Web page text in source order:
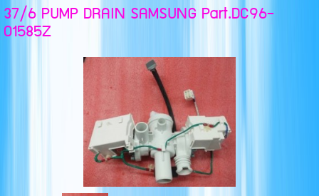
37/6 PUMP DRAIN SAMSUNG Part.DC96-
01585Z